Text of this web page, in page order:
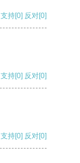
支持[0] 反对[0]
支持[0] 反对[0]
支持[0] 反对[0]